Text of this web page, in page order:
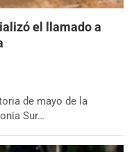
el llamado a
de mayo de la
Sur…